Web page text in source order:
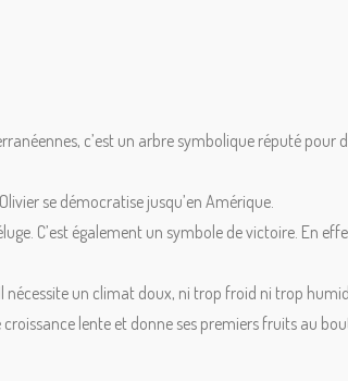
c’est un arbre symbolique réputé pour
se démocratise jusqu’en Amérique.
C’est également un symbole de victoire. En
un climat doux, ni trop froid ni trop
lente et donne ses premiers fruits au